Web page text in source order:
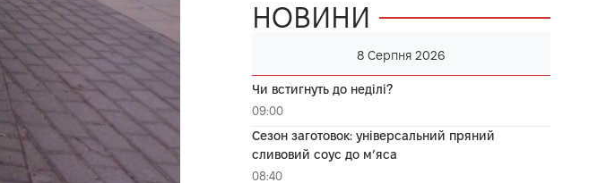
НОВИНИ
8 Серпня 2026
Чи встигнуть до неділі?
09:00
Сезон заготовок: універсальний пряний
сливовий соус до мʼяса
08:40